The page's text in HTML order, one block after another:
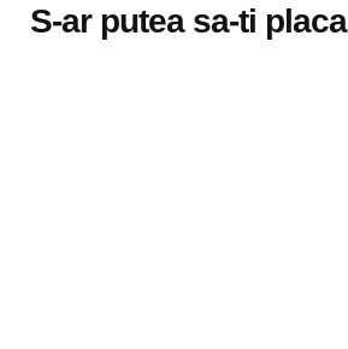
S-ar putea sa-ti placa